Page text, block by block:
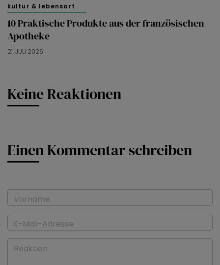
kultur & lebensart
10 Praktische Produkte aus der französischen
Apotheke
21. JULI 2026
Keine Reaktionen
Einen Kommentar schreiben
Vorname
E-Mail-Adresse
Reaktion